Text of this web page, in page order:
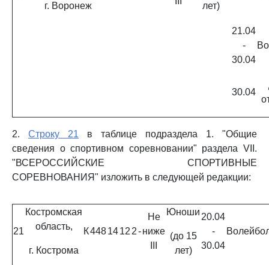
г. Воронеж
лет)
21.04
-
30.04
30.04
2. Строку 21 в таблице подраздела 1. "Общие
сведения о спортивном соревновании" раздела VII.
"ВСЕРОССИЙСКИЕ СПОРТИВНЫЕ
СОРЕВНОВАНИЯ" изложить в следующей редакции:
21
Костромская
область,
г. Кострома
К4481412 2-
Не
ниже
Юноши
(до 15
лет)
20.04
-
30.04